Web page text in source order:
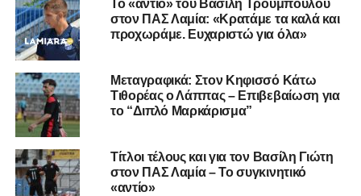
Το «αντίο» του Βασίλη Τρούμπουλου
στον ΠΑΣ Λαμία: «Κρατάμε τα καλά και
προχωράμε. Ευχαριστώ για όλα»
Μεταγραφικά: Στον Κηφισσό Κάτω
Τιθορέας ο Λάππας – Επιβεβαίωση για
το “Διπλό Μαρκάρισμα”
Τίτλοι τέλους και για τον Βασίλη Γιώτη
στον ΠΑΣ Λαμία – Το συγκινητικό
«αντίο»